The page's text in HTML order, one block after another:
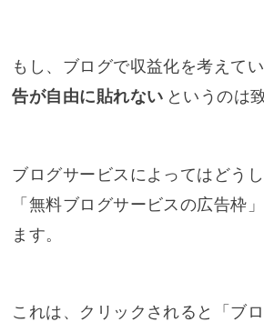
もし、ブログで収益化を考えてい
告が自由に貼れない というのは
ブログサービスによってはどう
「無料ブログサービスの広告枠
ます。
これは、クリックされると「ブロ